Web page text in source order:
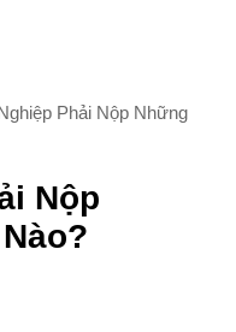
Phải Nộp Những
Nộp